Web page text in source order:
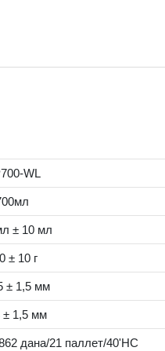
WL
± 10 мл
± 10 г
± 1,5 мм
± 1,5 мм
дана/21 паллет/40'HC